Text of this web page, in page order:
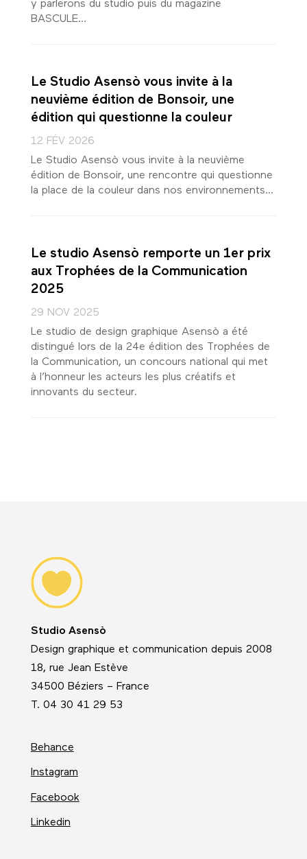
y parlerons du studio puis du magazine
BASCULE…
Le Studio Asensò vous invite à la
neuvième édition de Bonsoir, une
édition qui questionne la couleur
12 FÉV 2026
Le Studio Asensò vous invite à la neuvième
édition de Bonsoir, une rencontre qui questionne
la place de la couleur dans nos environnements...
Le studio Asensò remporte un 1er prix
aux Trophées de la Communication
2025
29 NOV 2025
Le studio de design graphique Asensò a été
distingué lors de la 24e édition des Trophées de
la Communication, un concours national qui met
à l’honneur les acteurs les plus créatifs et
innovants du secteur.
Studio Asensò
Design graphique et communication depuis 2008
18, rue Jean Estève
34500 Béziers – France
T. 04 30 41 29 53
Behance
Instagram
Facebook
Linkedin